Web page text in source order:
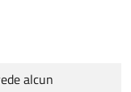
alcun